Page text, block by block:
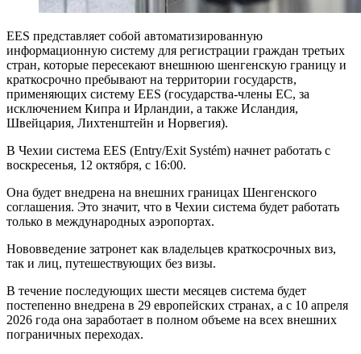
EES представляет собой автоматизированную
информационную систему для регистрации граждан третьих
стран, которые пересекают внешнюю шенгенскую границу и
краткосрочно пребывают на территории государств,
применяющих систему EES (государства-члены ЕС, за
исключением Кипра и Ирландии, а также Исландия,
Швейцария, Лихтенштейн и Норвегия).
В Чехии система EES (Entry/Exit Systém) начнет работать с
воскресенья, 12 октября, с 16:00.
Она будет внедрена на внешних границах Шенгенского
соглашения. Это значит, что в Чехии система будет работать
только в международных аэропортах.
Нововведение затронет как владельцев краткосрочных виз,
так и лиц, путешествующих без визы.
В течение последующих шести месяцев система будет
постепенно внедрена в 29 европейских странах, а с 10 апреля
2026 года она заработает в полном объеме на всех внешних
пограничных переходах.